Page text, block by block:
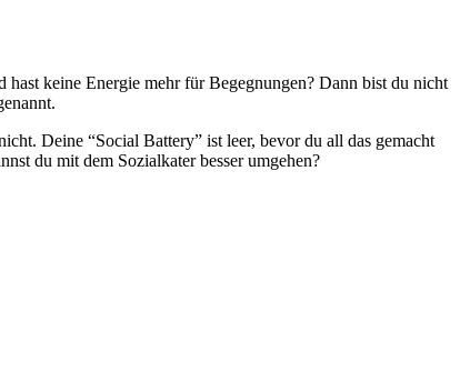
keine Energie mehr für Begegnungen? Dann bist du nicht
Deine “Social Battery” ist leer, bevor du all das gemacht
du mit dem Sozialkater besser umgehen?